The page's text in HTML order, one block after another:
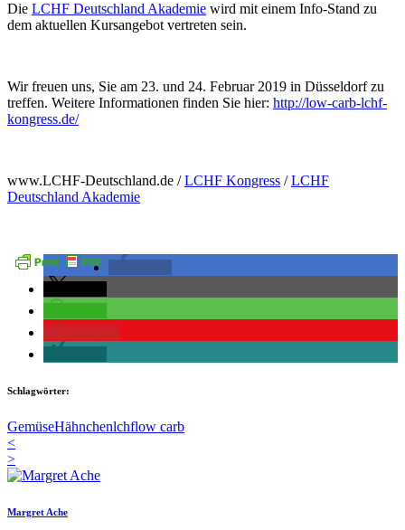
Die LCHF Deutschland Akademie wird mit einem Info-Stand zu
dem aktuellen Kursangebot vertreten sein.
Wir freuen uns, Sie am 23. und 24. Februar 2019 in Düsseldorf zu
treffen. Weitere Informationen finden Sie hier: http://low-carb-lchf-
kongress.de/
www.LCHF-Deutschland.de /LCHF Kongress /LCHF
Deutschland Akademie
Schlagwörter:
GemüseHähnchenlchflow carb
<
>
Margret Ache